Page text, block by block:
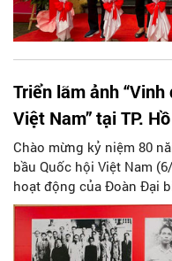
Triển lãm ảnh
Việt Nam” tại TP.
Chào mừng kỷ niệm 80
bầu Quốc hội Việt Nam
hoạt động của Đoàn Đại
XV, nhiệm kỳ 2021 –
TP.HCM tổ chức triển
Quốc hội Việt Nam".